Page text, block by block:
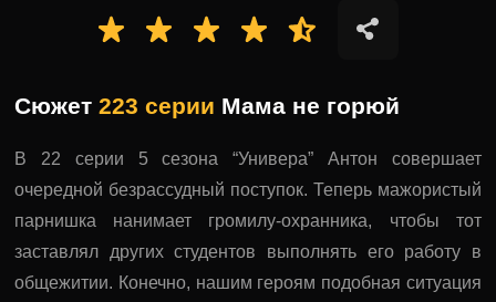
Сюжет 223 серии Мама не горюй
В 22 серии 5 сезона “Универа” Антон совершает
очередной безрассудный поступок. Теперь мажористый
парнишка нанимает громилу-охранника, чтобы тот
заставлял других студентов выполнять его работу в
общежитии. Конечно, нашим героям подобная ситуация